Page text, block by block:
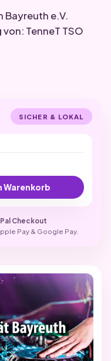
Bayreuth e.V.
TenneT TSO
SICHER & LOKAL
Warenkorb
Checkout
Pay & Google Pay.